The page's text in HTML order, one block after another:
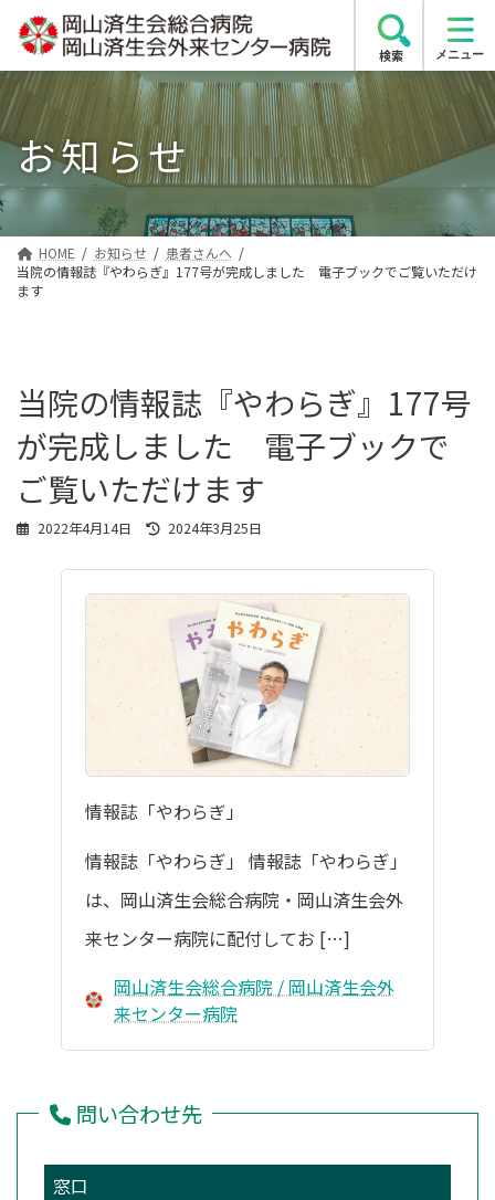
テ
ン
ツ
へ
キ
ッ
ゲ
ー
シ
ョ
に
移
お知らせ
HOME お知らせ
患者さんへ
当院の情報誌『やわらぎ』177号が完成しました 電子ブックでご覧いただけ
ます
当院の情報誌『やわらぎ』177号
が完成しました 電子ブックで
ご覧いただけます
2022年4月14日
最
更
2024年3月25日
情報誌「やわらぎ」
情報誌「やわらぎ」 情報誌「やわらぎ」
は、岡山済生会総合病院・岡山済生会外
来センター病院に配付してお […]
岡山済生会総合病院 / 岡山済生会外
来センター病院
問い合わせ先
窓口
検索